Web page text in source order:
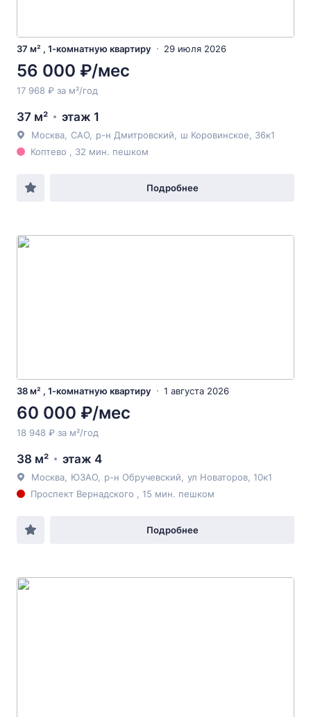
37 м² , 1-комнатную квартиру 29 июля 2026
56 000 ₽/мес
17 968 ₽ за м²/год
37 м² этаж 1
Москва САО р-н Дмитровский ш Коровинское , 36к1
Коптево , 32 мин. пешком
Подробнее
38 м² , 1-комнатную квартиру 1 августа 2026
60 000 ₽/мес
18 948 ₽ за м²/год
38 м² этаж 4
Москва ЮЗАО р-н Обручевский ул Новаторов , 10к1
Проспект Вернадского , 15 мин. пешком
Подробнее